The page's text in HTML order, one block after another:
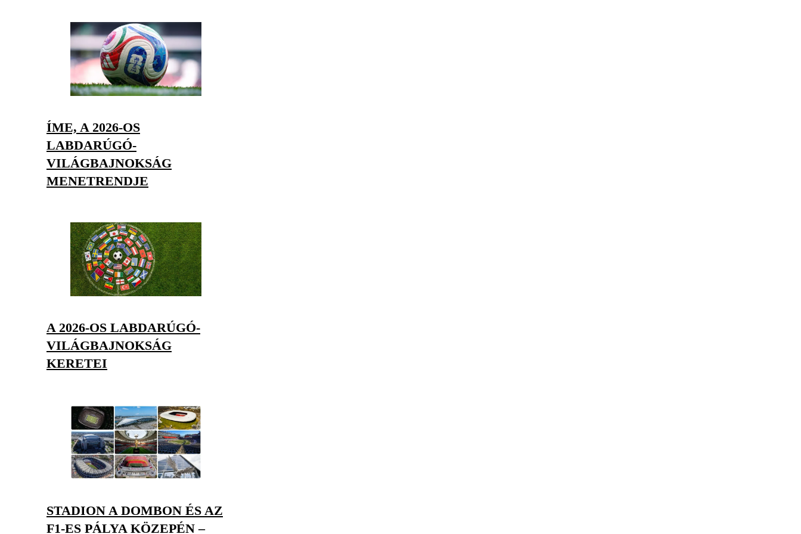
ÍME, A 2026-OS
LABDARÚGÓ-
VILÁGBAJNOKSÁG
MENETRENDJE
A 2026-OS LABDARÚGÓ-
VILÁGBAJNOKSÁG
KERETEI
STADION A DOMBON ÉS AZ
F1-ES PÁLYA KÖZEPÉN –